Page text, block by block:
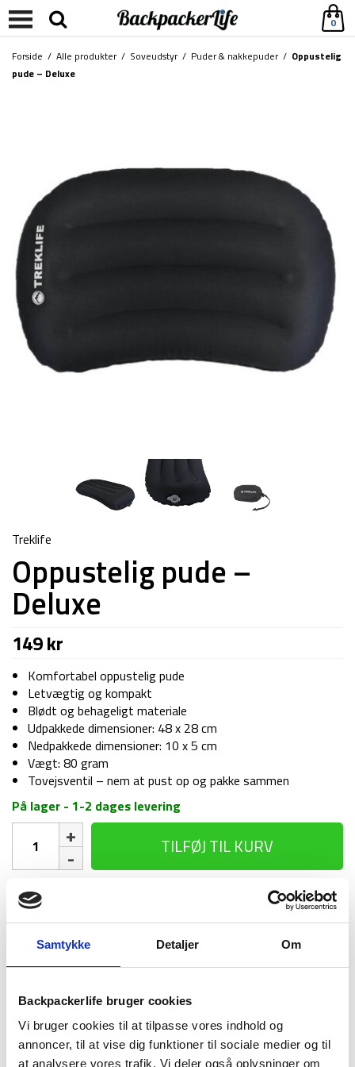
Samtykke Detaljer Om
Backpackerlife bruger cookies
Vi bruger cookies til at tilpasse vores indhold og
annoncer, til at vise dig funktioner til sociale medier og til
at analysere vores trafik. Vi deler også oplysninger om
0
Forside / Alle produkter/ Soveudstyr/ Puder & nakkepuder/ Oppustelig
pude – Deluxe
Treklife
Oppustelig pude –
Deluxe
149kr
Komfortabel oppustelig pude
Letvægtig og kompakt
Blødt og behageligt materiale
Udpakkede dimensioner: 48 x 28 cm
Nedpakkede dimensioner: 10 x 5 cm
Vægt: 80 gram
Tovejsventil – nem at pust op og pakke sammen
På lager - 1-2 dages levering
Oppustelig
pude
-
antal
TILFØJ TIL KURV
levering
499 kr
100 dages
returret
BESKRIVELSE BRAND FAQ